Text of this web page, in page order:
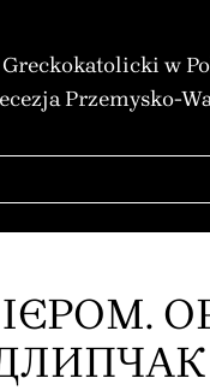
Greckokatolicki w
Przemysko-
ІЄРОМ.